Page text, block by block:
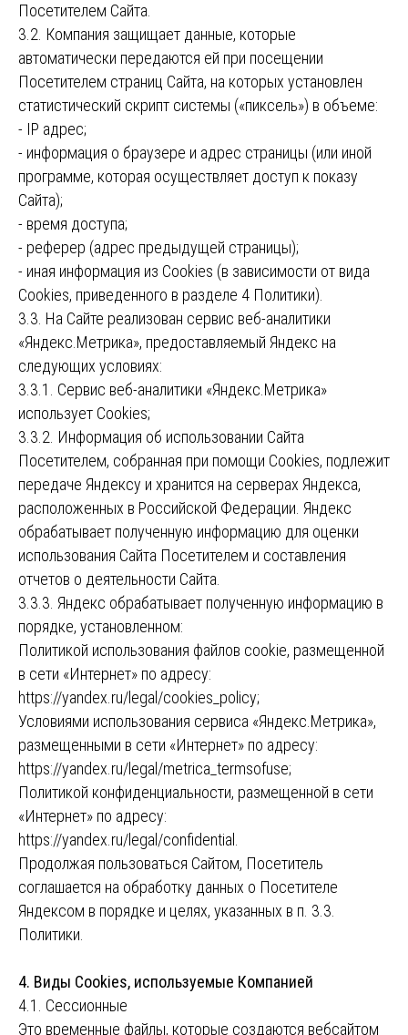
Посетителем Сайта.
3.2. Компания защищает данные, которые
автоматически передаются ей при посещении
Посетителем страниц Сайта, на которых установлен
статистический скрипт системы («пиксель») в объеме:
- IP адрес;
- информация о браузере и адрес страницы (или иной
программе, которая осуществляет доступ к показу
Сайта);
- время доступа;
- реферер (адрес предыдущей страницы);
- иная информация из Cookies (в зависимости от вида
Cookies, приведенного в разделе 4 Политики).
3.3. На Сайте реализован сервис веб-аналитики
«Яндекс.Метрика», предоставляемый Яндекс на
следующих условиях:
3.3.1. Сервис веб-аналитики «Яндекс.Метрика»
использует Cookies;
3.3.2. Информация об использовании Сайта
Посетителем, собранная при помощи Cookies, подлежит
передаче Яндексу и хранится на серверах Яндекса,
расположенных в Российской Федерации. Яндекс
обрабатывает полученную информацию для оценки
использования Сайта Посетителем и составления
отчетов о деятельности Сайта.
3.3.3. Яндекс обрабатывает полученную информацию в
порядке, установленном:
Политикой использования файлов cookie, размещенной
в сети «Интернет» по адресу:
https://yandex.ru/legal/cookies_policy;
Условиями использования сервиса «Яндекс.Метрика»,
размещенными в сети «Интернет» по адресу:
https://yandex.ru/legal/metrica_termsofuse;
Политикой конфиденциальности, размещенной в сети
«Интернет» по адресу:
https://yandex.ru/legal/confidential.
Продолжая пользоваться Сайтом, Посетитель
соглашается на обработку данных о Посетителе
Яндексом в порядке и целях, указанных в п. 3.3.
Политики.
4. Виды Cookies, используемые Компанией
4.1. Сессионные
Это временные файлы, которые создаются вебсайтом